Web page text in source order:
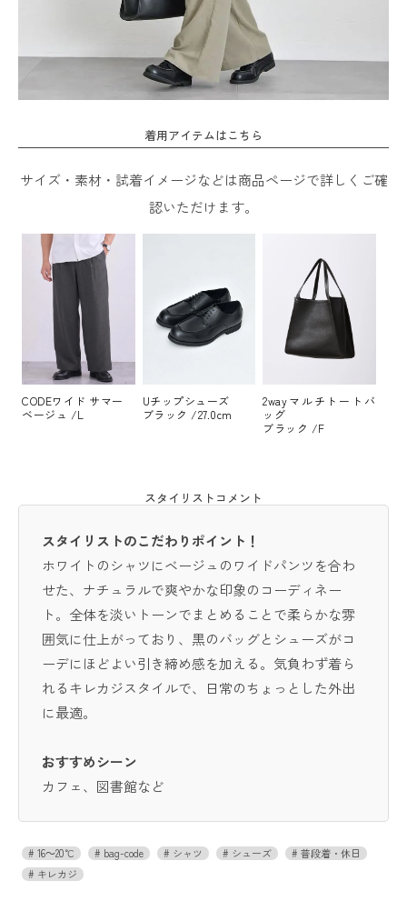
着用アイテムはこちら
サイズ・素材・試着イメージなどは商品ページで詳しくご確
認いただけます。
CODEワイド サマー
ベージュ /L
Uチップシューズ
ブラック /27.0cm
2wayマルチトートバ
ッグ
ブラック /F
スタイリストコメント
スタイリストのこだわりポイント！
ホワイトのシャツにベージュのワイドパンツを合わ
せた、ナチュラルで爽やかな印象のコーディネー
ト。全体を淡いトーンでまとめることで柔らかな雰
囲気に仕上がっており、黒のバッグとシューズがコ
ーデにほどよい引き締め感を加える。気負わず着ら
れるキレカジスタイルで、日常のちょっとした外出
に最適。
おすすめシーン
カフェ、図書館など
16～20℃ bag-code シャツ シューズ
普段着・休日
キレカジ